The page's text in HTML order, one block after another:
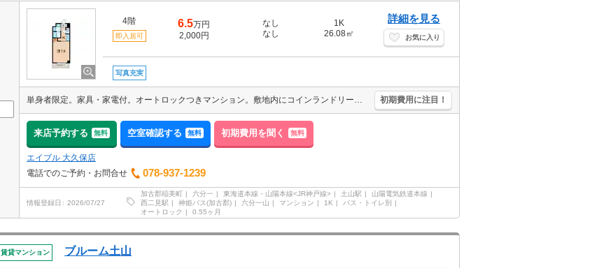
4階
即入居可
6.5万円
2,000円
なし
なし
1K
26.08㎡
詳細を見る
お気に入り
写真充実
単身者限定。家具・家電付。オートロックつきマンション。敷地内にコインランドリーあり。南向きで日当り良好。水道料金月3,000円。駐輪場月1,100円。 初期費用に注目！
来店予約する 無料 空室確認する 無料 初期費用を聞く 無料
エイブル 大久保店
電話でのご予約・お問合せ
078-937-1239
情報登録日 2026/07/27
加古郡稲美町 六分一 東海道本線・山陽本線<JR神戸線> 土山駅
山陽電気鉄道本線
西二見駅
神姫バス(加古郡) 六分一山 マンション 1K
バス・トイレ別
オートロック
0.55ヶ月
賃貸マンション ブルーム土山